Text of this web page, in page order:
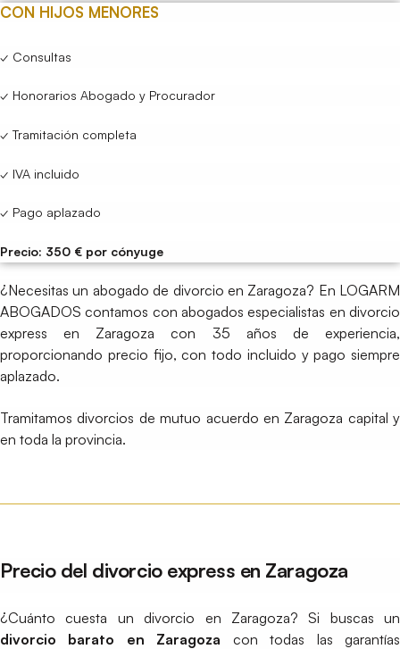
CON HIJOS MENORES
✓ Consultas
✓ Honorarios Abogado y Procurador
✓ Tramitación completa
✓ IVA incluido
✓ Pago aplazado
Precio: 350 € por cónyuge
¿Necesitas un abogado de divorcio en Zaragoza? En LOGARM
ABOGADOS contamos con abogados especialistas en divorcio
express en Zaragoza con 35 años de experiencia,
proporcionando precio fijo, con todo incluido y pago siempre
aplazado.
Tramitamos divorcios de mutuo acuerdo en Zaragoza capital y
en toda la provincia.
Precio del divorcio express en Zaragoza
¿Cuánto cuesta un divorcio en Zaragoza? Si buscas un
divorcio barato en Zaragoza con todas las garantías